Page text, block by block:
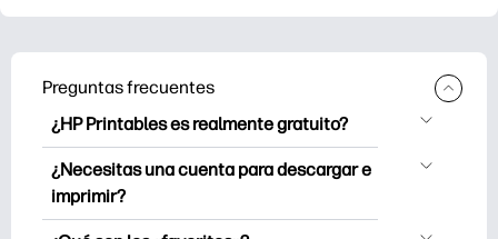
Preguntas frecuentes
¿HP Printables es realmente gratuito?
HP Printables ofrece más de 2500
imprimibles gratuitos para descargar e
imprimir. Explore páginas para colorear
¿Necesitas una cuenta para descargar e
imprimir?
Puede explorar e imprimir sin crear una